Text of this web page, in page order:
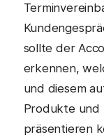
sollte der
erkennen,
und diesem
Produkte und
präsentieren